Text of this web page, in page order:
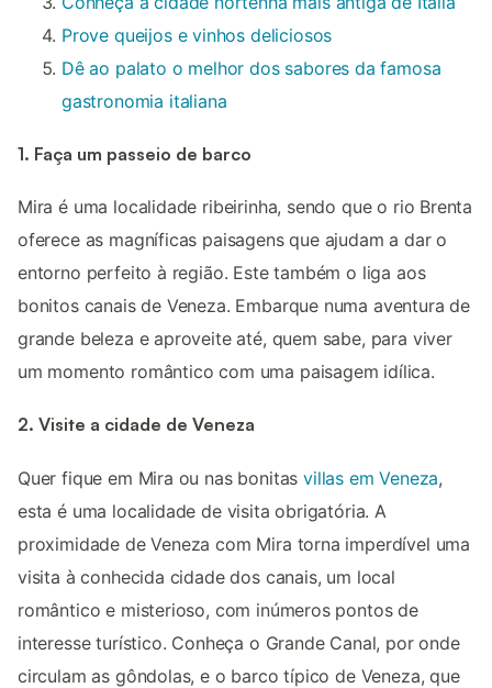
Prove queijos e vinhos deliciosos
Dê ao palato o melhor dos sabores da famosa
gastronomia italiana
1. Faça um passeio de barco
Mira é uma localidade ribeirinha, sendo que o rio Brenta
oferece as magníficas paisagens que ajudam a dar o
entorno perfeito à região. Este também o liga aos
bonitos canais de Veneza. Embarque numa aventura de
grande beleza e aproveite até, quem sabe, para viver
um momento romântico com uma paisagem idílica.
2. Visite a cidade de Veneza
Quer fique em Mira ou nas bonitasvillas em Veneza,
esta é uma localidade de visita obrigatória. A
proximidade de Veneza com Mira torna imperdível uma
visita à conhecida cidade dos canais, um local
romântico e misterioso, com inúmeros pontos de
interesse turístico. Conheça o Grande Canal, por onde
circulam as gôndolas, e o barco típico de Veneza, que